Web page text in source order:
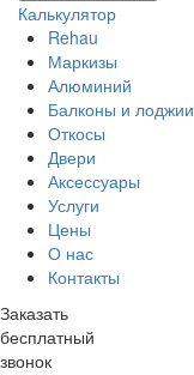
Калькулятор
Rehau
Маркизы
Алюминий
Балконы и лоджии
Откосы
Двери
Аксессуары
Услуги
Цены
О нас
Контакты
Заказать
бесплатный
звонок